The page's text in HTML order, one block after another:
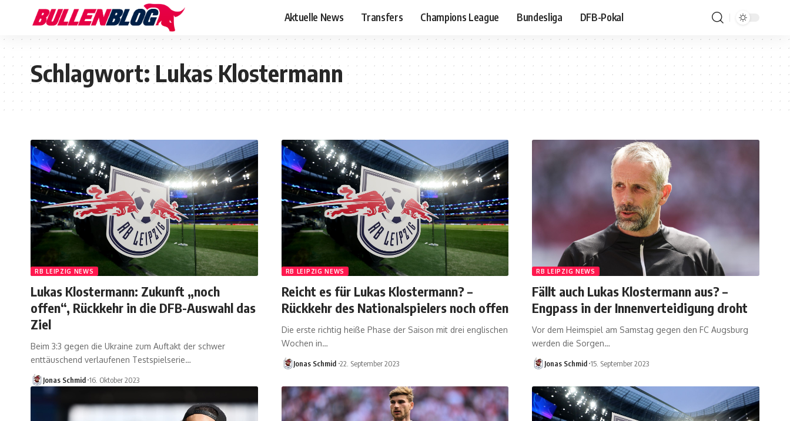
Aktuelle News Transfers Champions League Bundesliga DFB-Pokal
Schlagwort:Lukas Klostermann
RB LEIPZIG NEWS
Lukas Klostermann: Zukunft „noch
offen“, Rückkehr in die DFB-Auswahl das
Ziel
Beim 3:3 gegen die Ukraine zum Auftakt der schwer
enttäuschend verlaufenen Testspielserie…
Jonas Schmid 16. Oktober 2023
RB LEIPZIG NEWS
Reicht es für Lukas Klostermann? –
Rückkehr des Nationalspielers noch offen
Die erste richtig heiße Phase der Saison mit drei englischen
Wochen in…
Jonas Schmid 22. September 2023
RB LEIPZIG NEWS
Fällt auch Lukas Klostermann aus? –
Engpass in der Innenverteidigung droht
Vor dem Heimspiel am Samstag gegen den FC Augsburg
werden die Sorgen…
Jonas Schmid 15. September 2023